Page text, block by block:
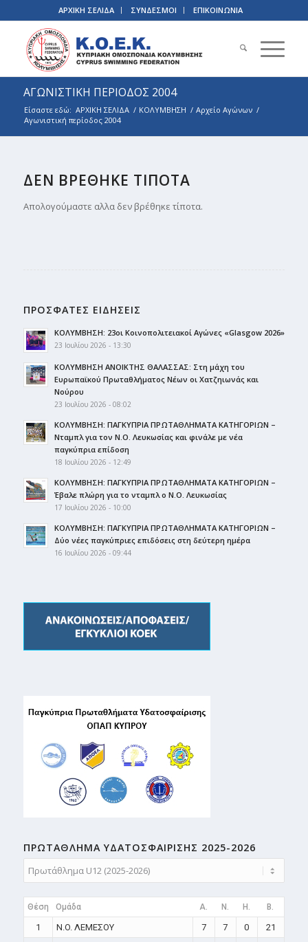
ΑΡΧΙΚΗ ΣΕΛΙΔΑ ΣΥΝΔΕΣΜΟΙ ΕΠΙΚΟΙΝΩΝΙΑ
ΑΓΩΝΙΣΤΙΚΗ ΠΕΡΙΟΔΟΣ 2004
Είσαστε εδώ: ΑΡΧΙΚΗ ΣΕΛΙΔΑ / ΚΟΛΥΜΒΗΣΗ / Αρχείο Αγώνων /
Αγωνιστική περίοδος 2004
ΔΕΝ ΒΡΕΘΗΚΕ ΤΙΠΟΤΑ
Απολογούμαστε αλλα δεν βρέθηκε τίποτα.
ΠΡΟΣΦΑΤΕΣ ΕΙΔΗΣΕΙΣ
ΚΟΛΥΜΒΗΣΗ: 23οι Κοινοπολιτειακοί Αγώνες «Glasgow 2026»
23 Ιουλίου 2026 - 13:30
ΚΟΛΥΜΒΗΣΗ ΑΝΟΙΚΤΗΣ ΘΑΛΑΣΣΑΣ: Στη μάχη του
Ευρωπαϊκού Πρωταθλήματος Νέων οι Χατζηιωνάς και
Νούρου
23 Ιουλίου 2026 - 08:02
ΚΟΛΥΜΒΗΣΗ: ΠΑΓΚΥΠΡΙΑ ΠΡΩΤΑΘΛΗΜΑΤΑ ΚΑΤΗΓΟΡΙΩΝ –
Νταμπλ για τον Ν.Ο. Λευκωσίας και φινάλε με νέα
παγκύπρια επίδοση
18 Ιουλίου 2026 - 12:49
ΚΟΛΥΜΒΗΣΗ: ΠΑΓΚΥΠΡΙΑ ΠΡΩΤΑΘΛΗΜΑΤΑ ΚΑΤΗΓΟΡΙΩΝ –
Έβαλε πλώρη για το νταμπλ ο Ν.Ο. Λευκωσίας
17 Ιουλίου 2026 - 10:00
ΚΟΛΥΜΒΗΣΗ: ΠΑΓΚΥΠΡΙΑ ΠΡΩΤΑΘΛΗΜΑΤΑ ΚΑΤΗΓΟΡΙΩΝ –
Δύο νέες παγκύπριες επιδόσεις στη δεύτερη ημέρα
16 Ιουλίου 2026 - 09:44
ΠΡΩΤΑΘΛΗMA ΥΔΑΤΟΣΦΑΙΡΙΣΗΣ 2025-2026
Θέση Ομάδα A. N. H. B.
1 N.O. ΛΕΜΕΣΟΥ 7 7 0
21